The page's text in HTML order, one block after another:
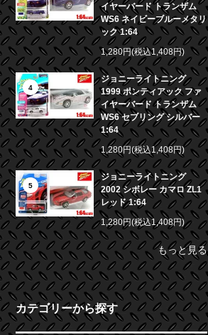
イヤーバード トランザム
WS6 ネイビーブルーメタリ
ック 1:64
1,280円(税込1,408円)
4
ジョニーライトニング
1999 ポンティアック ファ
イヤーバード トランザム
WS6 セブリング シルバー
1:64
1,280円(税込1,408円)
5
ジョニーライトニング
2002 シボレー カマロ ZL1
レッド 1:64
1,280円(税込1,408円)
もっと見る
カテゴリーから探す